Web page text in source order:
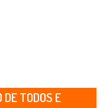
DE TODOS E